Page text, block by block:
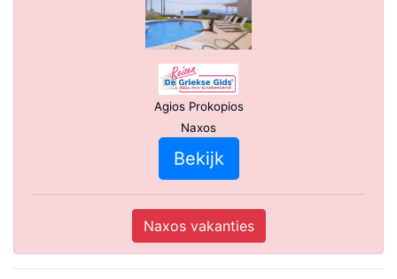
Agios Prokopios
Naxos
Bekijk
Naxos vakanties